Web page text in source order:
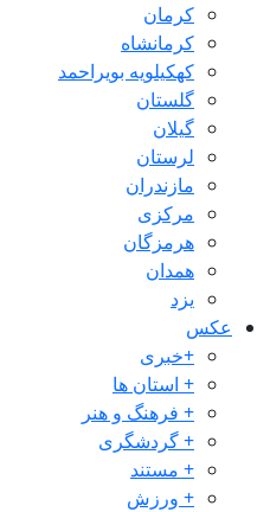
کرمان
کرمانشاه
کهکیلویه بویراحمد
گلستان
گیلان
لرستان
مازندران
مرکزی
هرمزگان
همدان
یزد
عکس
+خبری
+ استان ها
+ فرهنگ و هنر
+ گردشگری
+ مستند
+ ورزش